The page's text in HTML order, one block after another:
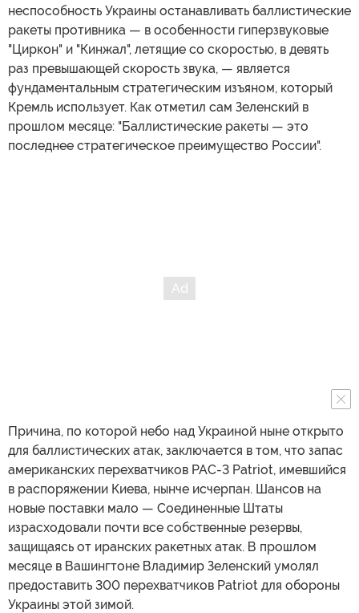
неспособность Украины останавливать баллистические
ракеты противника — в особенности гиперзвуковые
"Циркон" и "Кинжал", летящие со скоростью, в девять
раз превышающей скорость звука, — является
фундаментальным стратегическим изъяном, который
Кремль использует. Как отметил сам Зеленский в
прошлом месяце: "Баллистические ракеты — это
последнее стратегическое преимущество России".
Причина, по которой небо над Украиной ныне открыто
для баллистических атак, заключается в том, что запас
американских перехватчиков PAC-3 Patriot, имевшийся
в распоряжении Киева, нынче исчерпан. Шансов на
новые поставки мало — Соединенные Штаты
израсходовали почти все собственные резервы,
защищаясь от иранских ракетных атак. В прошлом
месяце в Вашингтоне Владимир Зеленский умолял
предоставить 300 перехватчиков Patriot для обороны
Украины этой зимой.